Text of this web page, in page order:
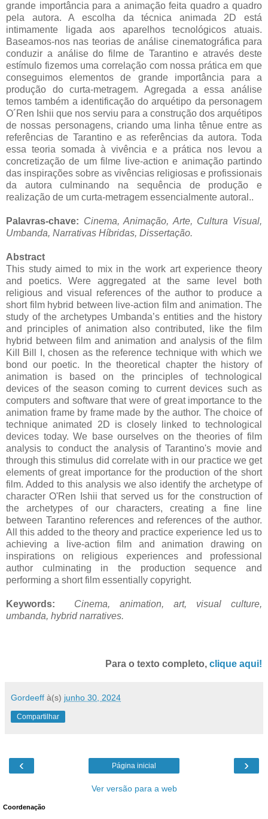
grande importância para a animação feita quadro a quadro
pela autora. A escolha da técnica animada 2D está
intimamente ligada aos aparelhos tecnológicos atuais.
Baseamos-nos nas teorias de análise cinematográfica para
conduzir a análise do filme de Tarantino eatravés deste
estímulo fizemos uma correlação com nossa prática em que
conseguimoselementos de grande importância para a
produção do curta-metragem. Agregada a essa análise
temos também a identificação do arquétipo da personagem
O´Ren Ishii que nos serviu para a construção dos arquétipos
de nossas personagens, criando uma linha tênue entre as
referências de Tarantino e as referências da autora. Toda
essa teoria somada à vivência e a prática nos levou a
concretização de um filme live-action e animação partindo
das inspirações sobre as vivências religiosas e profissionais
da autoraculminando na sequência de produção e
realização de um curta-metragem essencialmente autoral..
Palavras-chave: Cinema, Animação, Arte, Cultura Visual,
Umbanda, Narrativas Híbridas, Dissertação.
Abstract
This study aimed to mix in the work art experience theory
and poetics. Were aggregated at the same level both
religious and visual references of the author to produce a
short film hybrid between live-action film and animation. The
study of the archetypes Umbanda’s entities and the history
and principles of animation also contributed, like the film
hybrid between film and animation and analysis of the film
Kill Bill I, chosen as the reference technique with which we
bond our poetic. In the theoretical chapter the history of
animation is based on the principles of technological
devices of the season coming to current devices such as
computers and software that were of great importance to the
animation frame by frame made by the author. The choice of
technique animated 2D is closely linked to technological
devices today. We base ourselves on the theories of film
analysis to conduct the analysis of Tarantino's movie and
through this stimulus did correlate with in our practice we get
elements of great importance for the production of the short
film. Added to this analysis we also identify the archetype of
character O'Ren Ishii that served us for the construction of
the archetypes of our characters, creating a fine line
between Tarantino references and references of the author.
All this added to the theory and practice experience led us to
achieving a live-action film and animation drawing on
inspirations on religious experiences and professional
author culminating in the production sequence and
performing a short film essentially copyright.
Keywords:
Cinema, animation, art, visual culture,
umbanda, hybrid narratives.
Para o texto completo, clique aqui!
Gordeeff à(s) junho 30, 2024
Compartilhar
‹ ›
Página inicial
Ver versão para a web
Coordenação